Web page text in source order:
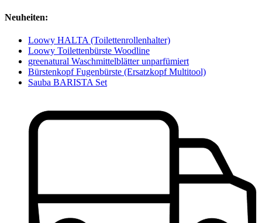
Neuheiten:
Loowy HALTA (Toilettenrollenhalter)
Loowy Toilettenbürste Woodline
greenatural Waschmittelblätter unparfümiert
Bürstenkopf Fugenbürste (Ersatzkopf Multitool)
Sauba BARISTA Set